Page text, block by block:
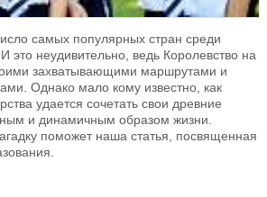
самых популярных стран среди
это неудивительно, ведь Королевство на
захватывающими маршрутами и
Однако мало кому известно, как
удается сочетать свои древние
и динамичным образом жизни.
поможет наша статья, посвященная